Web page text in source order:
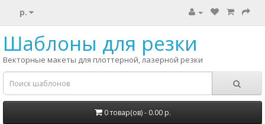
р.
Шаблоны для резки
Векторные макеты для плоттерной, лазерной резки
0 товар(ов) - 0.00 р.